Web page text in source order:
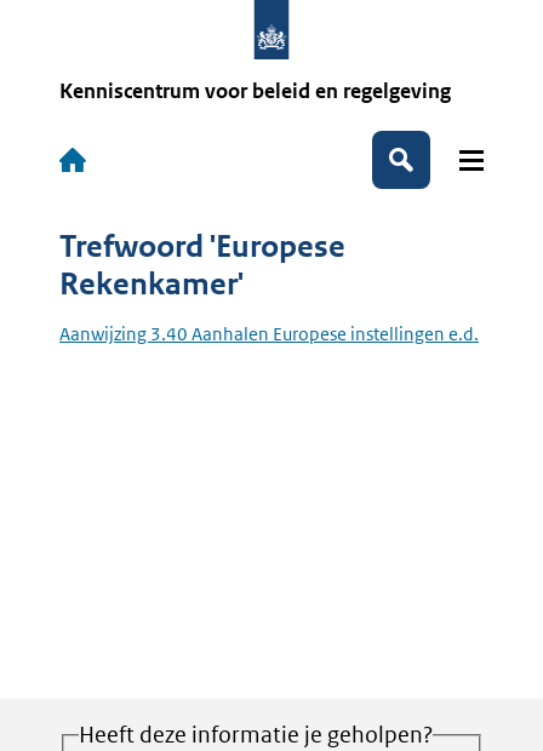
Kenniscentrum voor beleid en regelgeving
Hoofdnavigatie
Zoeken
Trefwoord 'Europese
Rekenkamer'
Aanwijzing 3.40 Aanhalen Europese instellingen e.d.
Heeft deze informatie je geholpen?